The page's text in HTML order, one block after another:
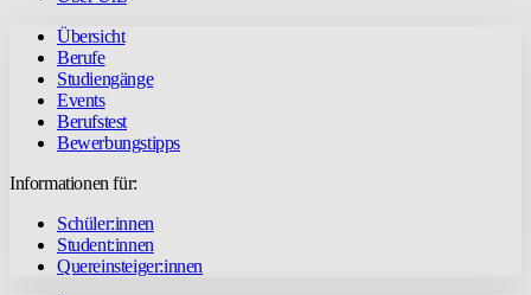
Übersicht
Berufe
Studiengänge
Events
Berufstest
Bewerbungstipps
Informationen für:
Schüler:innen
Student:innen
Quereinsteiger:innen